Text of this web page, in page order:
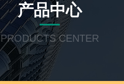
产品中心
PRODUCTS CENTER